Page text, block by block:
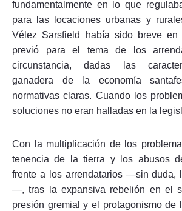
fundamentalmente en lo que
para las locaciones urbanas y
Vélez Sarsfield había sido breve
previó para el tema de los
circunstancia, dadas las
ganadera de la economía
normativas claras. Cuando los
soluciones no eran halladas en la
Con la multiplicación de los
tenencia de la tierra y los abusos
frente a los arrendatarios —sin duda,
—, tras la expansiva rebelión en el
presión gremial y el protagonismo de